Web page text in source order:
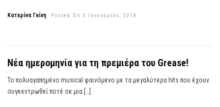
Κατερίνα Γκίνη Posted On 3 Ιανουαρίου, 2018
Νέα ημερομηνία για τη πρεμιέρα του Grease!
Το πολυαγαπημένο musical φαινόμενο με τα μεγαλύτερα hits που έχουν
συγκεντρωθεί ποτέ σε μια […]